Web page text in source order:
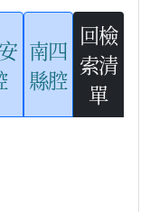
南四
縣腔
回檢
索清
單